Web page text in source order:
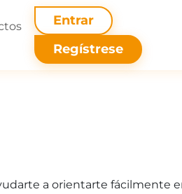
Entrar
Regístrese
a orientarte fácilmente